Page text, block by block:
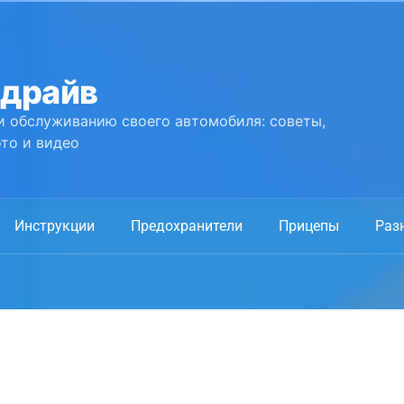
обслуживанию своего автомобиля: советы,
и видео
Инструкции Предохранители Прицепы